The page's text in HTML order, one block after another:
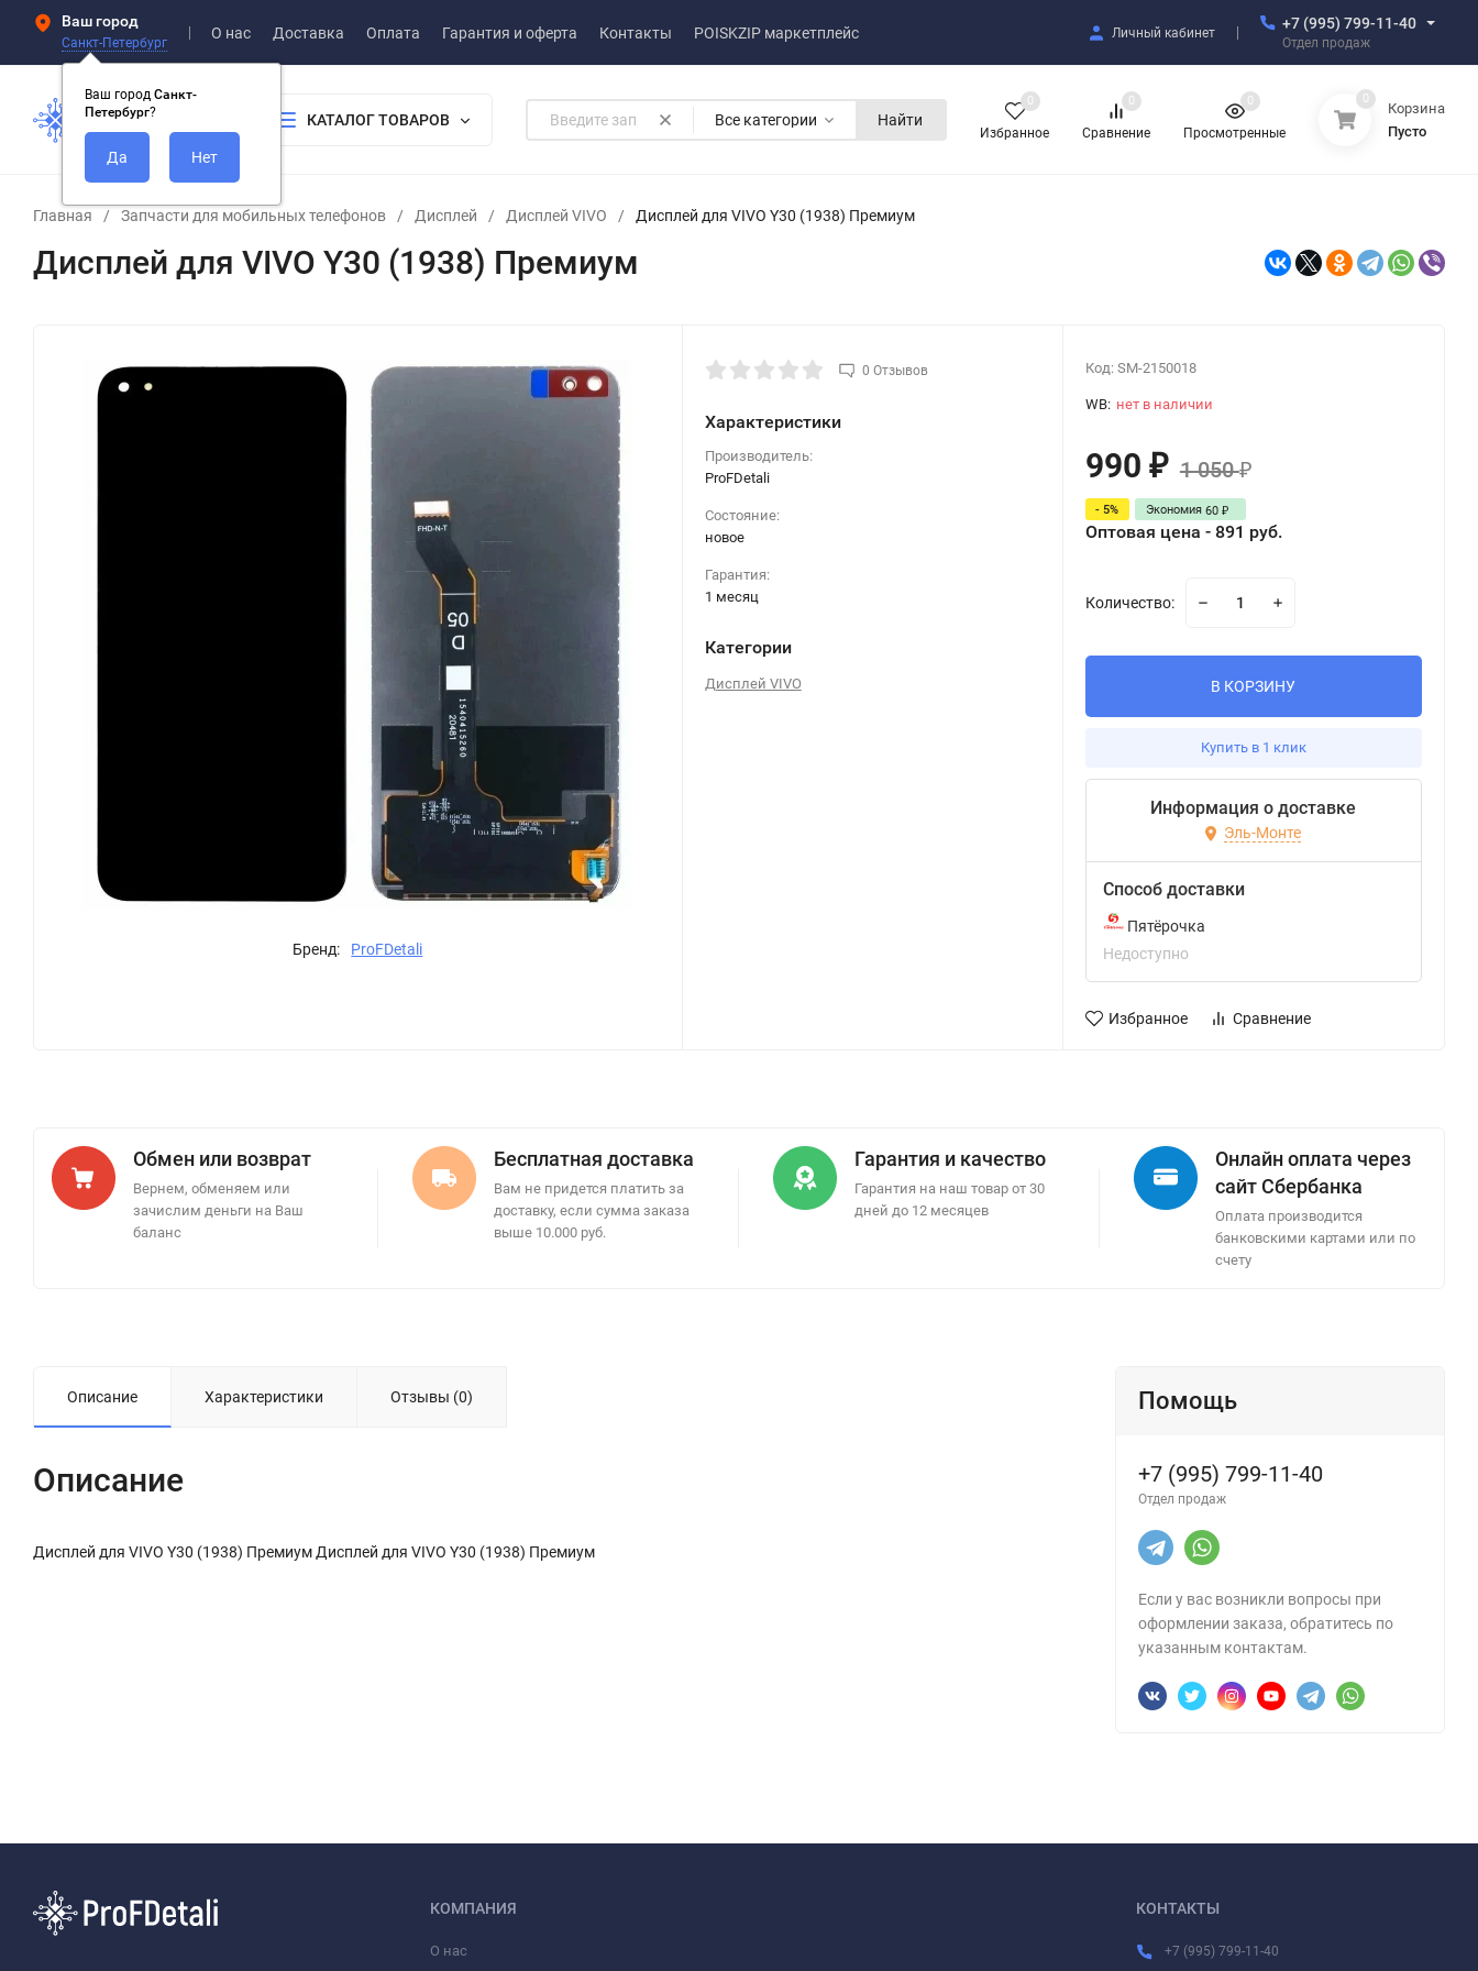
Ваш город
Санкт-Петербург
Ваш город Санкт-
Петербург?
О нас Доставка Оплата Гарантия и оферта Контакты POISKZIP маркетплейс Личный кабинет
+7 (995) 799-11-40
Отдел продаж
КАТАЛОГ ТОВАРОВ Все категории Найти
Избранное
0
Сравнение
0
Просмотренные
0 0
Корзина
Пусто
Главная / Запчасти для мобильных телефонов / Дисплей / Дисплей VIVO / Дисплей для VIVO Y30 (1938) Премиум
Дисплей для VIVO Y30 (1938) Премиум
Бренд: ProFDetali
0 Отзывов
Характеристики
Производитель:
ProFDetali
Состояние:
новое
Гарантия:
1 месяц
Категории
Дисплей VIVO
Код: SM-2150018
WB: нет в наличии
990 ₽ 1 050₽
- 5% Экономия 60 ₽
Оптовая цена - 891 руб.
Количество:
В КОРЗИНУ
Купить в 1 клик
Информация о доставке
Эль-Монте
Способ доставки
Пятёрочка
Недоступно
Избранное Сравнение
Обмен или возврат
Вернем, обменяем или
зачислим деньги на Ваш
баланс
Бесплатная доставка
Вам не придется платить за
доставку, если сумма заказа
выше 10.000 руб.
Гарантия и качество
Гарантия на наш товар от 30
дней до 12 месяцев
Онлайн оплата через
сайт Сбербанка
Оплата производится
банковскими картами или по
счету
Описание Характеристики Отзывы (0)
Описание
Дисплей для VIVO Y30 (1938) Премиум Дисплей для VIVO Y30 (1938) Премиум
Помощь
+7 (995) 799-11-40
Отдел продаж
Если у вас возникли вопросы при
оформлении заказа, обратитесь по
указанным контактам.
КОМПАНИЯ
О нас
КОНТАКТЫ
+7 (995) 799-11-40